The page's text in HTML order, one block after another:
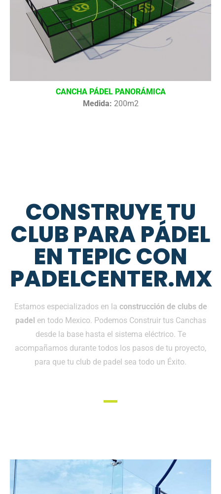
CANCHA PÁDEL PANORÁMICA
Medida: 200m2
CONSTRUYE TU
CLUB PARA PÁDEL
EN TEPIC CON
PADELCENTER.MX
Estamos especializados en la construcción de clubs de
padel en todo Mexico. Podemos Construir tus Canchas
desde la base hasta el sistema eléctrico. Te
acompañamos durante todos los pasos de tu proyecto,
para que tu club de padel sea todo un Éxito.